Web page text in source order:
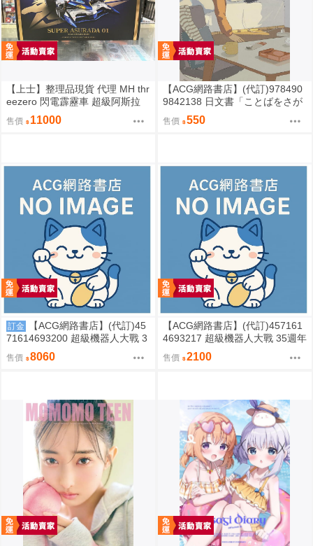
【上士】整理品現貨 代理 MH thr
eezero 閃電霹靂車 超級阿斯拉
完全變形 無壓克力盒 請詳閱內文
售價 11000
【ACG網路書店】(代訂)978490
9842138 日文書「ことばをさが
す絵日記辞典」YUEISHA DICTI
ONARY
售價 550
訂金
【ACG網路書店】(代訂)45
71614693200 超級機器人大戰 3
5週年紀念 JAM Project 主題歌完
整專輯 完全生產限定盤
售價 8060
【ACG網路書店】(代訂)457161
4693217 超級機器人大戰 35週年
紀念 JAM Project 主題歌完整專
輯 通常盤
售價 2100